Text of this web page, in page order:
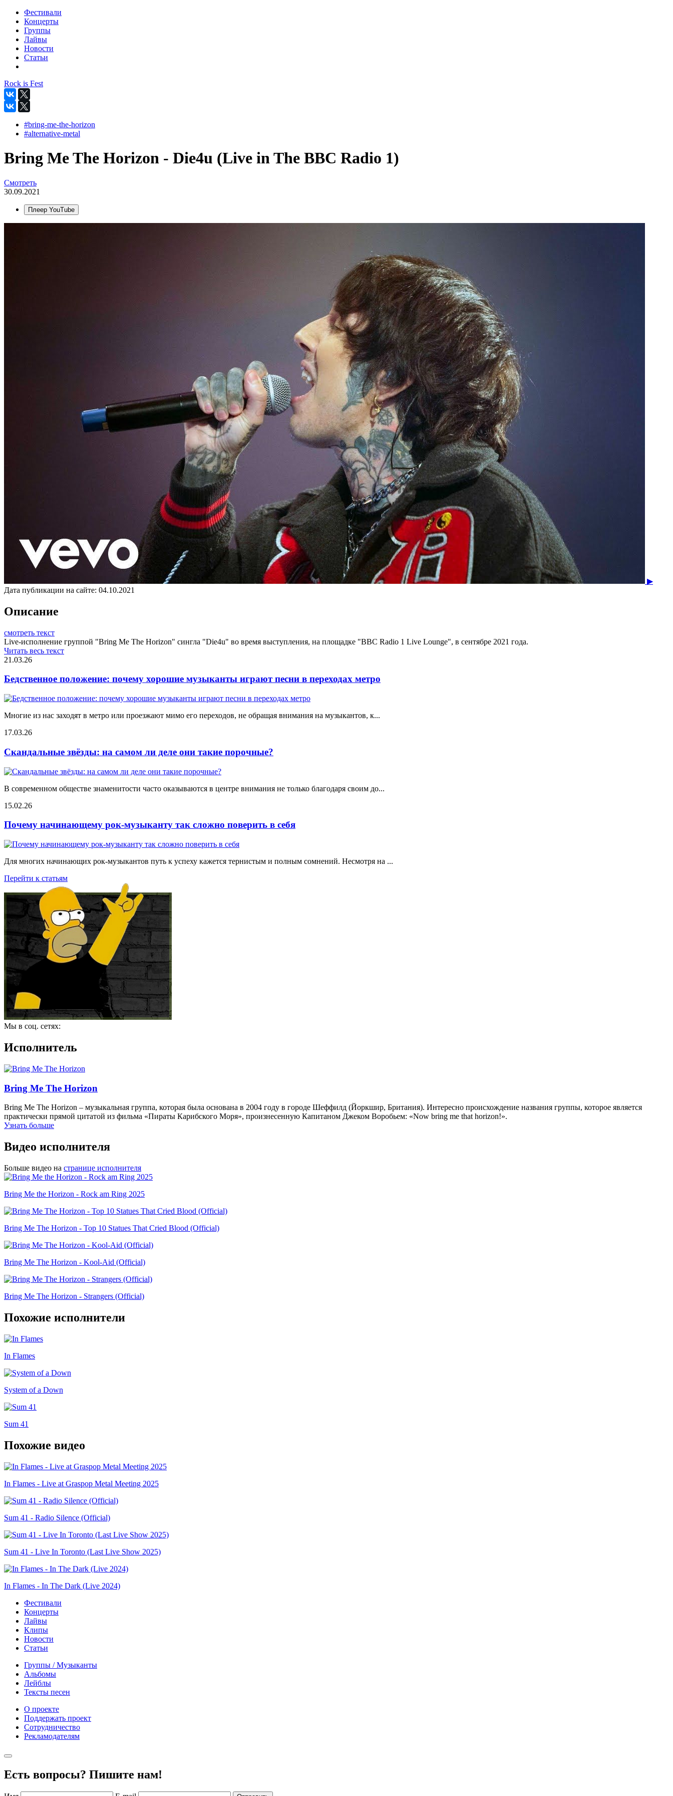
Фестивали
Концерты
Группы
Лайвы
Новости
Статьи
Rock is Fest
#bring-me-the-horizon
#alternative-metal
Bring Me The Horizon - Die4u (Live in The BBC Radio 1)
Смотреть
30.09.2021
Плеер YouTube
▶
Дата публикации на сайте: 04.10.2021
Описание
смотреть текст
Live-исполнение группой "Bring Me The Horizon" сингла "Die4u" во время выступления, на площадке "BBC Radio 1 Live Lounge", в сентябре 2021 года.
Читать весь текст
21.03.26
Бедственное положение: почему хорошие музыканты играют песни в переходах метро
Многие из нас заходят в метро или проезжают мимо его переходов, не обращая внимания на музыкантов, к...
17.03.26
Скандальные звёзды: на самом ли деле они такие порочные?
В современном обществе знаменитости часто оказываются в центре внимания не только благодаря своим до...
15.02.26
Почему начинающему рок-музыканту так сложно поверить в себя
Для многих начинающих рок-музыкантов путь к успеху кажется тернистым и полным сомнений. Несмотря на ...
Перейти к статьям
Мы в соц. сетях:
Исполнитель
Bring Me The Horizon
Bring Me The Horizon – музыкальная группа, которая была основана в 2004 году в городе Шеффилд (Йоркшир, Британия). Интересно происхождение названия группы, которое является
практически прямой цитатой из фильма «Пираты Карибского Моря», произнесенную Капитаном Джеком Воробьем: «Now bring me that horizon!».
Узнать больше
Видео исполнителя
Больше видео на странице исполнителя
Bring Me the Horizon - Rock am Ring 2025
Bring Me The Horizon - Top 10 Statues That Cried Blood (Official)
Bring Me The Horizon - Kool-Aid (Official)
Bring Me The Horizon - Strangers (Official)
Похожие исполнители
In Flames
System of a Down
Sum 41
Похожие видео
In Flames - Live at Graspop Metal Meeting 2025
Sum 41 - Radio Silence (Official)
Sum 41 - Live In Toronto (Last Live Show 2025)
In Flames - In The Dark (Live 2024)
Фестивали
Концерты
Лайвы
Клипы
Новости
Статьи
Группы / Музыканты
Альбомы
Лейблы
Тексты песен
О проекте
Поддержать проект
Сотрудничество
Рекламодателям
Есть вопросы? Пишите нам!